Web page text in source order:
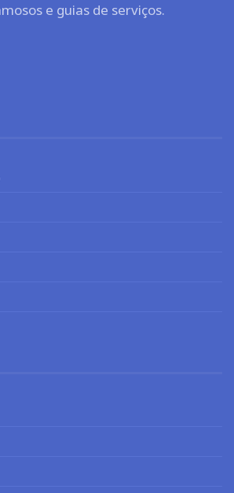
e guias de serviços.